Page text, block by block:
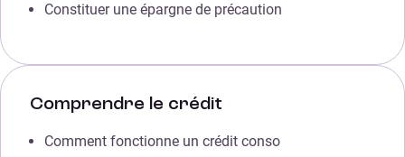
Constituer une épargne de précaution
Comprendre le crédit
Comment fonctionne un crédit conso